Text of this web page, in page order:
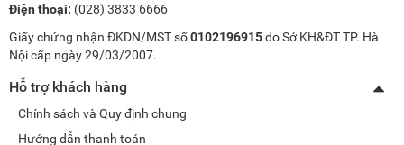
Điện thoại: (028) 3833 6666
Giấy chứng nhận ĐKDN/MST số0102196915do Sở KH&ĐT TP. Hà
Nội cấp ngày 29/03/2007.
Hỗ trợ khách hàng
Chính sách và Quy định chung
Hướng dẫn thanh toán